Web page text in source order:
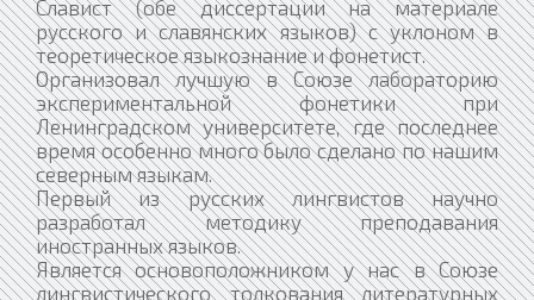
Славист (обе диссертации на материале
русского и славянских языков) с уклоном в
теоретическое языкознание и фонетист.
Организовал лучшую в Союзе лабораторию
экспериментальной фонетики при
Ленинградском университете, где последнее
время особенно много было сделано по нашим
северным языкам.
Первый из русских лингвистов научно
разработал методику преподавания
иностранных языков.
Является основоположником у нас в Союзе
лингвистического толкования литературных